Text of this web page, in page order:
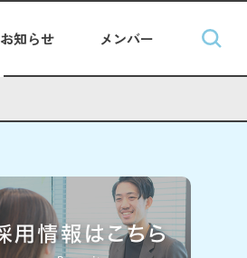
お知らせ メンバー